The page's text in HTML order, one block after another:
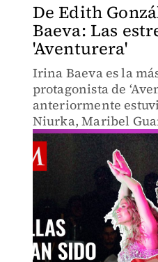
De Edith
Baeva: Las
'Aventurera'
Irina Baeva es la
protagonista de
anteriormente
Niurka, Maribel
en el papel de Elena